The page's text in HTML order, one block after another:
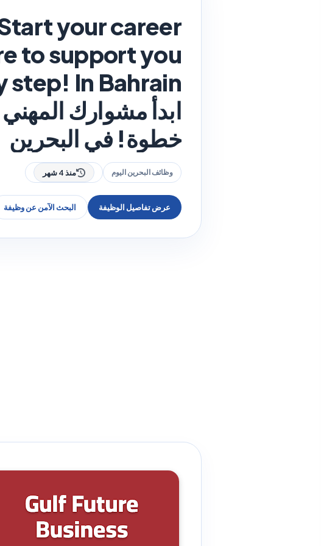
your career
to support you
ابدأ مشوارك
خطوة! في البحرين
وظائف البحرين اليوم منذ 4 شهر
عرض تفاصيل الوظيفة البحث الآمن عن وظيفة